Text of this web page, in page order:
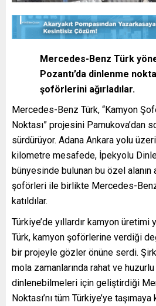
Mercedes-Benz Türk
Pozantı’da dinlenme
şoförlerini ağırladılar.
Mercedes-Benz Türk, “Kamyon
Noktası” projesini Pamukova’dan
sürdürüyor. Adana Ankara yolu
kilometre mesafede, İpekyolu
bünyesinde bulunan bu özel alanın
şoförleri ile birlikte Mercedes-
katıldılar.
Türkiye’de yıllardır kamyon
Türk, kamyon şoförlerine verdiği
bir projeyle gözler önüne serdi.
mola zamanlarında rahat ve
dinlenebilmeleri için geliştirdiği
Noktası’nı tüm Türkiye’ye